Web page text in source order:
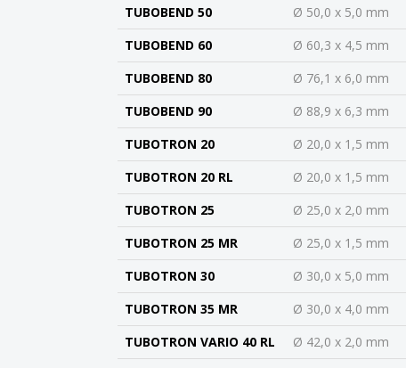
TUBOBEND 50
Ø 50,0 x 5,0 mm
TUBOBEND 60
Ø 60,3 x 4,5 mm
TUBOBEND 80
Ø 76,1 x 6,0 mm
TUBOBEND 90
Ø 88,9 x 6,3 mm
TUBOTRON 20
Ø 20,0 x 1,5 mm
TUBOTRON 20 RL
Ø 20,0 x 1,5 mm
TUBOTRON 25
Ø 25,0 x 2,0 mm
TUBOTRON 25 MR
Ø 25,0 x 1,5 mm
TUBOTRON 30
Ø 30,0 x 5,0 mm
TUBOTRON 35 MR
Ø 30,0 x 4,0 mm
TUBOTRON VARIO 40 RL
Ø 42,0 x 2,0 mm